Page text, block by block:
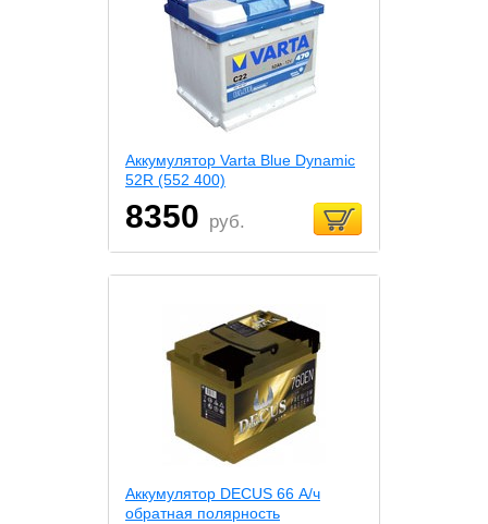
Аккумулятор Varta Blue Dynamic
52R (552 400)
8350 руб.
Аккумулятор DECUS 66 А/ч
обратная полярность